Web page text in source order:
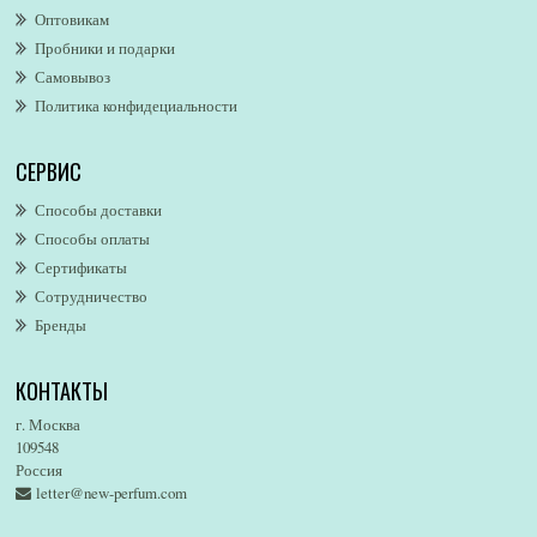
Alford & Hoff
Alfred Dunhill
Alfred Ritchy
Alfred Sung
AllSaints
Alsayad
Altaia
Alvarez Gomez
Alviero Martini
Alyson Oldoini
American Eagle
Amore Segreto
Amorino
Amouage
Оптовикам
Пробники и подарки
Самовывоз
Политика конфидециальности
СЕРВИС
Способы доставки
Способы оплаты
Сертификаты
Сотрудничество
Бренды
КОНТАКТЫ
г. Москва
109548
Россия
letter@new-perfum.com